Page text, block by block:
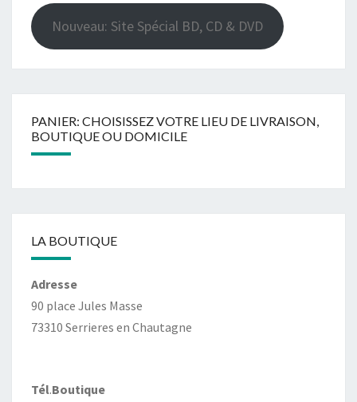
Nouveau: Site Spécial BD, CD & DVD
PANIER: CHOISISSEZ VOTRE LIEU DE LIVRAISON,
BOUTIQUE OU DOMICILE
LA BOUTIQUE
Adresse
90 place Jules Masse
73310 Serrieres en Chautagne
Tél.Boutique